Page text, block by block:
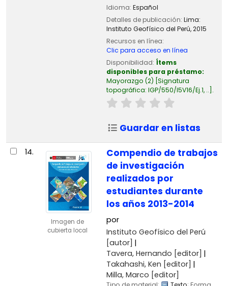
Idioma: Español
Detalles de publicación: Lima:
Instituto Geofísico del Perú,2015
Recursos en línea:
Clic para acceso en línea
Disponibilidad: Ítems
disponibles para préstamo:
Mayorazgo (2) Signatura
topográfica: IGP/550/I5V16/Ej.1, .. .
Guardar en listas
14.
Imagen de
cubierta local
Compendio de trabajos
de investigación
realizados por
estudiantes durante
los años 2013-2014
por
Instituto Geofísico del Perú
[autor]
Tavera, Hernando [editor]
Takahashi, Ken [editor]
Milla, Marco [editor]